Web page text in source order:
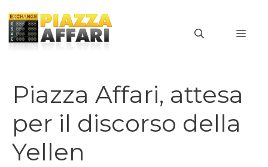
contenuto
Piazza Affari, attesa
per il discorso della
Yellen